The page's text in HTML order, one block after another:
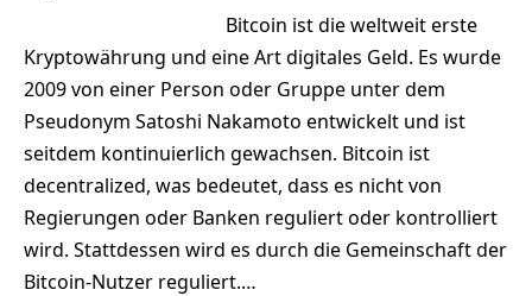
Bitcoin ist die weltweit erste
Kryptowährung und eine Art digitales Geld. Es wurde
2009 von einer Person oder Gruppe unter dem
Pseudonym Satoshi Nakamoto entwickelt und ist
seitdem kontinuierlich gewachsen. Bitcoin ist
decentralized, was bedeutet, dass es nicht von
Regierungen oder Banken reguliert oder kontrolliert
wird. Stattdessen wird es durch die Gemeinschaft der
Bitcoin-Nutzer reguliert.…